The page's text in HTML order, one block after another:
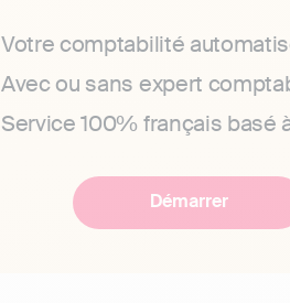
Votre comptabilité
Avec ou sans expert
Service 100% français basé
Démarrer